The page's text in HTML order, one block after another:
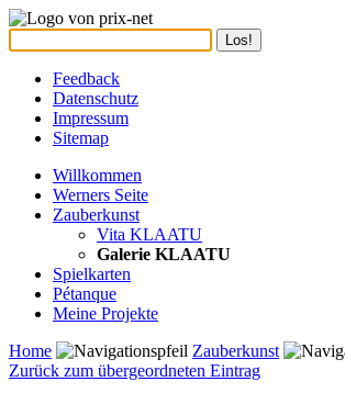
Feedback
Datenschutz
Impressum
Sitemap
Willkommen
Werners Seite
Zauberkunst
Vita KLAATU
Galerie KLAATU
Spielkarten
Pétanque
Meine Projekte
Home
Zauberkunst
Zurück zum übergeordneten Eintrag